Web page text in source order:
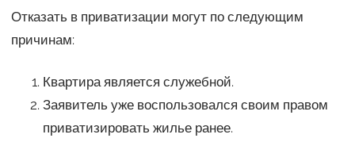
Отказать в приватизации могут по следующим
причинам:
Квартира является служебной.
Заявитель уже воспользовался своим правом
приватизировать жилье ранее.